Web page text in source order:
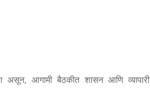
असून, आगामी बैठकीत शासन आणि व्यापारी